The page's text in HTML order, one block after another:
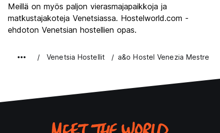
Rahanarvoinen
Meillä on myös paljon vierasmajapaikkoja ja
matkustajakoteja Venetsiassa. Hostelworld.com -
ehdoton Venetsian hostellien opas.
Venetsia Hostellit a&o Hostel Venezia Mestre